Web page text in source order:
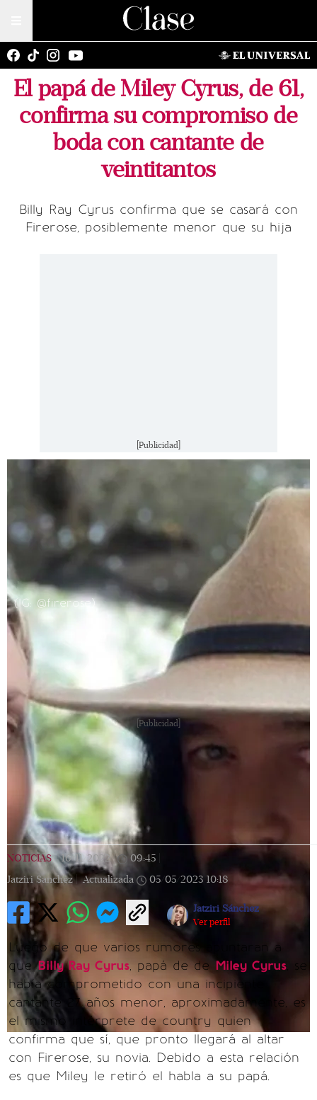
El papá de Miley Cyrus, de 61,
confirma su compromiso de
boda con cantante de
veintitantos
Billy Ray Cyrus confirma que se casará con
Firerose, posiblemente menor que su hija
[Publicidad]
(IG: @firerose)
[Publicidad]
NOTICIAS | 16/11/2022 | 09:45
Jatziri Sanchez | Actualizada 05/05/2023 10:18
Jatziri Sánchez
Ver perfil
Luego de que varios rumores apuntaran a
queBilly Ray Cyrus, papá de de Miley Cyrus , se
había comprometido con una incipiente
cantante 27 años menor, aproximadamente, es
el mismo intérprete de country quien
confirma que sí, que pronto llegará al altar
con Firerose, su novia. Debido a esta relación
es que Miley le retiró el habla a su papá.